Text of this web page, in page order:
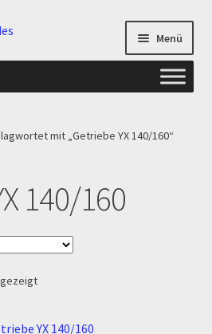
Menü
mit „Getriebe YX 140/160“
140/160